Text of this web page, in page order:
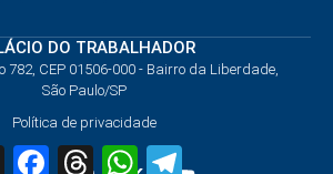
DO TRABALHADOR
782, CEP 01506-000 - Bairro da Liberdade,
São Paulo/SP
Política de privacidade
X FacebookThreadsWhatsApp